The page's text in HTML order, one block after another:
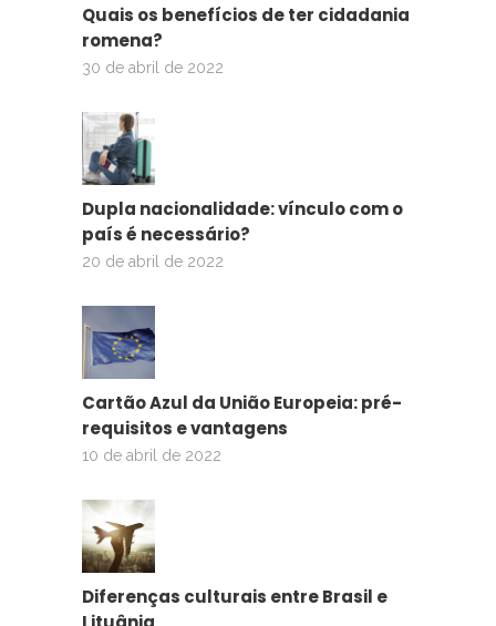
Quais os benefícios de ter cidadania
romena?
30 de abril de 2022
Dupla nacionalidade: vínculo com o
país é necessário?
20 de abril de 2022
Cartão Azul da União Europeia: pré-
requisitos e vantagens
10 de abril de 2022
Diferenças culturais entre Brasil e